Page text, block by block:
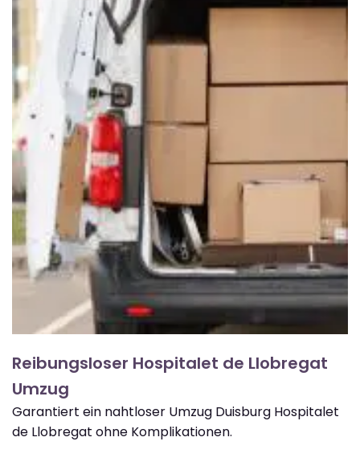
Reibungsloser Hospitalet de Llobregat
Umzug
Garantiert ein nahtloser Umzug Duisburg Hospitalet
de Llobregat ohne Komplikationen.